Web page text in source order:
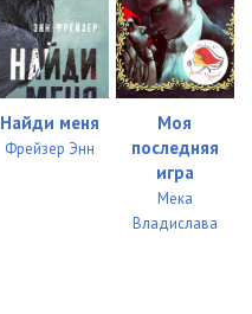
Найди меня
Фрейзер Энн
Моя
последняя
игра
Мека
Владислава